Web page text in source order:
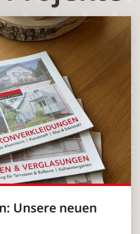
Unsere neuen